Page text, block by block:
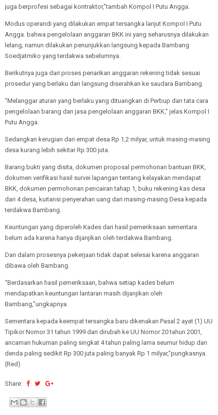
juga berprofesi sebagai kontraktor,”tambah Kompol I Putu Angga.
Modus operandi yang dilakukan empat tersangka lanjut Kompol I Putu
Angga. bahwa pengelolaan anggaran BKK ini yang seharusnya dilakukan
lelang, namun dilakukan penunjukkan langsung kepada Bambang
Soedjatmiko yang terdakwa sebelumnya.
Berikutnya juga dari proses penarikan anggaran rekening tidak sesuai
prosedur yang berlaku dan langsung diserahkan ke saudara Bambang.
“Melanggar aturan yang berlaku yang dituangkan di Perbup dan tata cara
pengelolaan barang dan jasa pengelolaan anggaran BKK,” jelas Kompol I
Putu Angga.
Sedangkan kerugian dari empat desa Rp 1,2 milyar, untuk masing-masing
desa kurang lebih sekitar Rp 300 juta.
Barang bukti yang disita, dokumen proposal permohonan bantuan BKK,
dokumen verifikasi hasil survei lapangan tentang kelayakan mendapat
BKK, dokumen permohonan pencairan tahap 1, buku rekening kas desa
dari 4 desa, kuitansi penyerahan uang dari masing-masing Desa kepada
terdakwa Bambang.
Keuntungan yang diperoleh Kades dari hasil pemeriksaan sementara
belum ada karena hanya dijanjikan oleh terdakwa Bambang.
Dan dalam prosesnya pekerjaan tidak dapat selesai karena anggaran
dibawa oleh Bambang.
“Berdasarkan hasil pemeriksaan, bahwa setiap kades belum
mendapatkan keuntungan lantaran masih dijanjikan oleh
Bambang,”ungkapnya.
Sementara kepada keempat tersangka baru dikenakan Pasal 2 ayat (1) UU
Tipikor Nomor 31 tahun 1999 dan dirubah ke UU Nomor 20 tahun 2001,
ancaman hukuman paling singkat 4 tahun paling lama seumur hidup dan
denda paling sedikit Rp 300 juta paling banyak Rp 1 milyar,"pungkasnya.
(Red)
Share: